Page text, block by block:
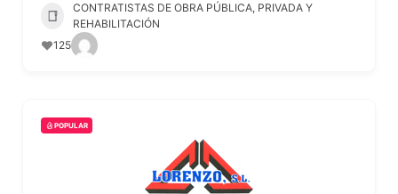
CONTRATISTAS DE OBRA PÚBLICA, PRIVADA Y
REHABILITACIÓN
125
POPULAR